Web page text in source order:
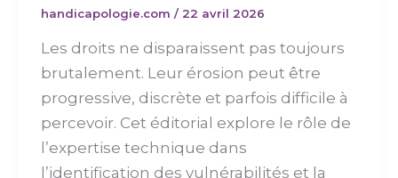
handicapologie.com / 22 avril 2026
Les droits ne disparaissent pas toujours
brutalement. Leur érosion peut être
progressive, discrète et parfois difficile à
percevoir. Cet éditorial explore le rôle de
l’expertise technique dans
l’identification des vulnérabilités et la